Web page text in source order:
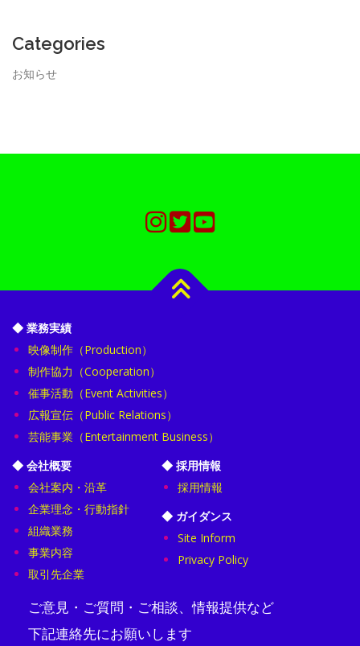
Categories
お知らせ
映像制作（Production）
制作協力（Cooperation）
催事活動（Event Activities）
広報宣伝（Public Relations）
芸能事業（Entertainment Business）
会社案内・沿革
企業理念・行動指針
組織業務
事業内容
取引先企業
採用情報
Site Inform
Privacy Policy
ご意見・ご質問・ご相談、情報提供など
下記連絡先にお願いします